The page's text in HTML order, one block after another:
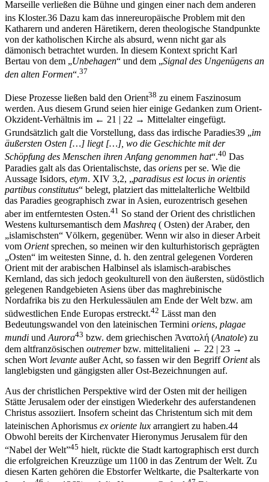
ins Kloster.36Dazu kam das innereuropäische Problem mit den
Katharern und anderen Häretikern, deren theologische Standpunkte
von der katholischen Kirche als absurd, wenn nicht gar als
dämonisch betrachtet wurden. In diesem Kontext spricht Karl
Bertau von dem „Unbehagen“ und dem „Signal des Ungenügens an
den alten Formen“.37
werden. Aus diesem Grund seien hier einige Gedanken zum Orient-
Okzident-Verhältnis im← 21 |22 →Mittelalter eingefügt.
Grundsätzlich galt die Vorstellung, dass das irdische Paradies
äußersten Osten […] liegt […], wo die Geschichte mit der
Schöpfung des Menschen ihren Anfang genommen hat “.40
Paradies galt als das Orientalischste, dasoriensper se. Wie die
Aussage Isidors,etym. XIV 3,2, „paradisus est locus in orientis
partibus constitutus“ belegt, platziert das mittelalterliche Weltbild
das Paradies geographisch zwar in Asien, eurozentrisch gesehen
aber im entferntesten Osten.41So stand der Orient des christlichen
Westens kultursemantisch demMashreq (Osten) der Araber, den
„islamischsten“ Völkern, gegenüber. Wenn wir also in dieser Arbeit
vomOrientsprechen, so meinen wir den kulturhistorisch geprägten
„Osten“ im weitesten Sinne, d. h. den zentral gelegenen Vorderen
Orient mit der arabischen Halbinsel als islamisch-arabisches
Kernland, das sich jedoch geokulturell von den äußersten, südöstlich
gelegenen Randgebieten Asiens über das maghrebinische
Nordafrika bis zu den Herkulessäulen am Ende der Welt bzw. am
südwestlichen Ende Europas erstreckt.42Lässt man den
Bedeutungswandel von den lateinischen Terminioriens,
mundiundAurora43bzw. dem griechischen Ἀνατολή (Anatole) zu
dem altfranzösischenoutremerbzw. mittelitalieni← 22 |23 →
schen Wortlevanteaußer Acht, so fassen wir den BegriffOrient
langlebigsten und gängigsten aller Ost-Bezeichnungen auf.
Stätte Jerusalem oder der einstigen Wiederkehr des auferstandenen
Christus assoziiert. Insofern scheint das Christentum sich mit dem
lateinischen Aphorismusex oriente luxarrangiert zu haben.44
Obwohl bereits der Kirchenvater Hieronymus Jerusalem für den
“Nabel der Welt”45 hielt, rückte die Stadt kartographisch erst durch
die erfolgreichen Kreuzzüge um 1100 in das Zentrum der Welt. Zu
diesen Karten gehören die Ebstorfer Weltkarte, die Psalterkarte von
London46(ca. 1262) und die Karte von Oxford.47 Die pagane